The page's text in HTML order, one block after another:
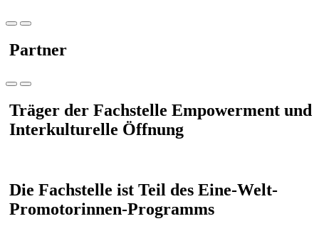
Partner
Träger der Fachstelle Empowerment und
Interkulturelle Öffnung
Die Fachstelle ist Teil des Eine-Welt-
Promotorinnen-Programms